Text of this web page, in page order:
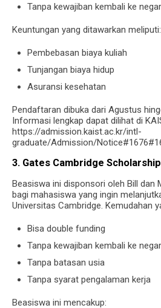
Tanpa kewajiban kembali ke
Keuntungan yang ditawarkan meliputi:
Pembebasan biaya kuliah
Tunjangan biaya hidup
Asuransi kesehatan
Pendaftaran dibuka dari Agustus
Informasi lengkap dapat dilihat di
https://admission.kaist.ac.kr/intl-
graduate/Admission/
3. Gates Cambridge Scholarship
Beasiswa ini disponsori oleh Bill dan
bagi mahasiswa yang ingin
Universitas Cambridge. Kemudahan
Bisa double funding
Tanpa kewajiban kembali ke
Tanpa batasan usia
Tanpa syarat pengalaman kerja
Beasiswa ini mencakup: